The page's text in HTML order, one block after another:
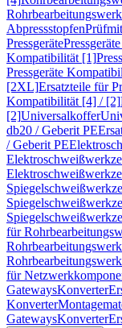
Abpressstopfen
Pressgeräte
Kompatibilität [1]
Pressgeräte
[2XL]Ersatzteile für
Kompatibilität [4] / [2]
[2]Universalkoffer
db20 / Geberit PE
/ Geberit PE
für
für
GatewaysKonverter
Konverter
GatewaysKonverter